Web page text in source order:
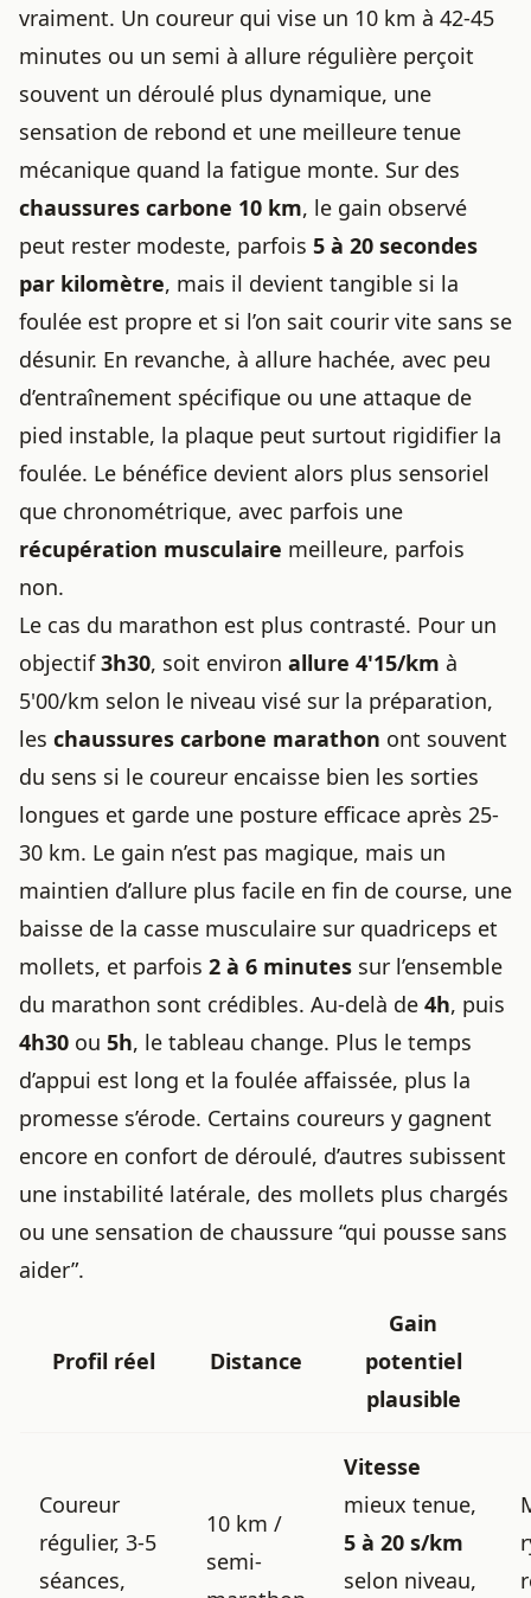
vraiment. Un coureur qui vise un 10 km à 42-45
minutes ou un semi à allure régulière perçoit
souvent un déroulé plus dynamique, une
sensation de rebond et une meilleure tenue
mécanique quand la fatigue monte. Sur des
chaussures carbone 10 km, le gain observé
peut rester modeste, parfois 5 à 20 secondes
par kilomètre, mais il devient tangible si la
foulée est propre et si l’on sait courir vite sans se
désunir. En revanche, à allure hachée, avec peu
d’entraînement spécifique ou une attaque de
pied instable, la plaque peut surtout rigidifier la
foulée. Le bénéfice devient alors plus sensoriel
que chronométrique, avec parfois une
récupération musculaire meilleure, parfois
non.
Le cas du marathon est plus contrasté. Pour un
objectif3h30, soit environ allure 4'15/km à
5'00/km selon le niveau visé sur la préparation,
les chaussures carbone marathon ont souvent
du sens si le coureur encaisse bien les sorties
longues et garde une posture efficace après 25-
30 km. Le gain n’est pas magique, mais un
maintien d’allure plus facile en fin de course, une
baisse de la casse musculaire sur quadriceps et
mollets, et parfois 2 à 6 minutes sur l’ensemble
du marathon sont crédibles. Au-delà de 4h, puis
4h30 ou 5h, le tableau change. Plus le temps
d’appui est long et la foulée affaissée, plus la
promesse s’érode. Certains coureurs y gagnent
encore en confort de déroulé, d’autres subissent
une instabilité latérale, des mollets plus chargés
ou une sensation de chaussure “qui pousse sans
aider”.
Profil réel Distance
Gain
potentiel
plausible
Coureur
régulier, 3-5
séances,
10 km /
semi-
Vitesse
mieux tenue,
5 à 20 s/km
selon niveau,